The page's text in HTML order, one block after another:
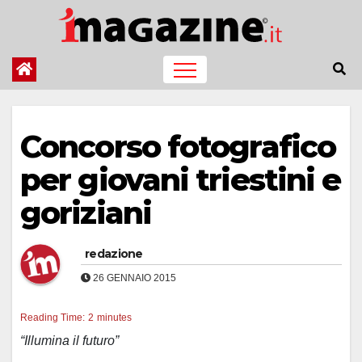
contenuto
Concorso fotografico
per giovani triestini e
goriziani
redazione
26 GENNAIO 2015
Reading Time: 2 minutes
“Illumina il futuro”